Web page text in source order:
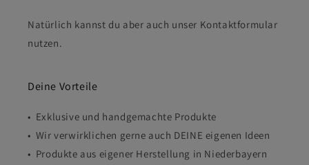
Natürlich kannst du aber auch unser Kontaktformular
nutzen.
Deine Vorteile
• Exklusive und handgemachte Produkte
• Wir verwirklichen gerne auch DEINE eigenen Ideen
• Produkte aus eigener Herstellung in Niederbayern